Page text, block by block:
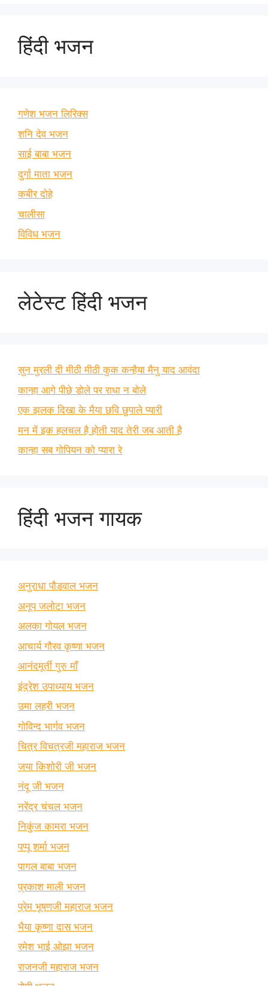
हिंदी भजन
गणेश भजन लिरिक्स
शनि देव भजन
साई बाबा भजन
दुर्गा माता भजन
कबीर दोहे
चालीसा
विविध भजन
लेटेस्ट हिंदी भजन
सुन मुरली दी मीठी मीठी कुक कन्हैया मैनु याद आवंदा
कान्हा आगे पीछे डोले पर राधा न बोले
एक झलक दिखा के मैया छवि छुपाले प्यारी
मन में इक हलचल है होती याद तेरी जब आती है
कान्हा सब गोपियन को प्यारा रे
हिंदी भजन गायक
अनुराधा पौडवाल भजन
अनूप जलोटा भजन
अलका गोयल भजन
आचार्य गौरव कृष्णा भजन
आनंदमूर्ती गुरु माँ
इंद्रेश उपाध्याय भजन
उमा लहरी भजन
गोविन्द भार्गव भजन
चित्र विचत्रजी महाराज भजन
जया किशोरी जी भजन
नंदू जी भजन
नरेंद्र चंचल भजन
निकुंज कामरा भजन
पप्पू शर्मा भजन
पागल बाबा भजन
प्रकाश माली भजन
प्रेम भूषणजी महाराज भजन
भैया कृष्णा दास भजन
रमेश भाई ओझा भजन
राजनजी महाराज भजन